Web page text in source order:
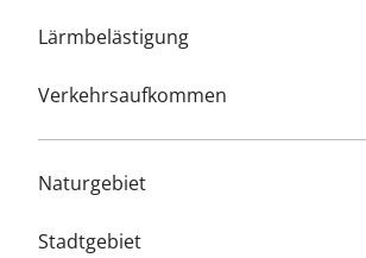
Lärmbelästigung
Verkehrsaufkommen
Naturgebiet
Stadtgebiet